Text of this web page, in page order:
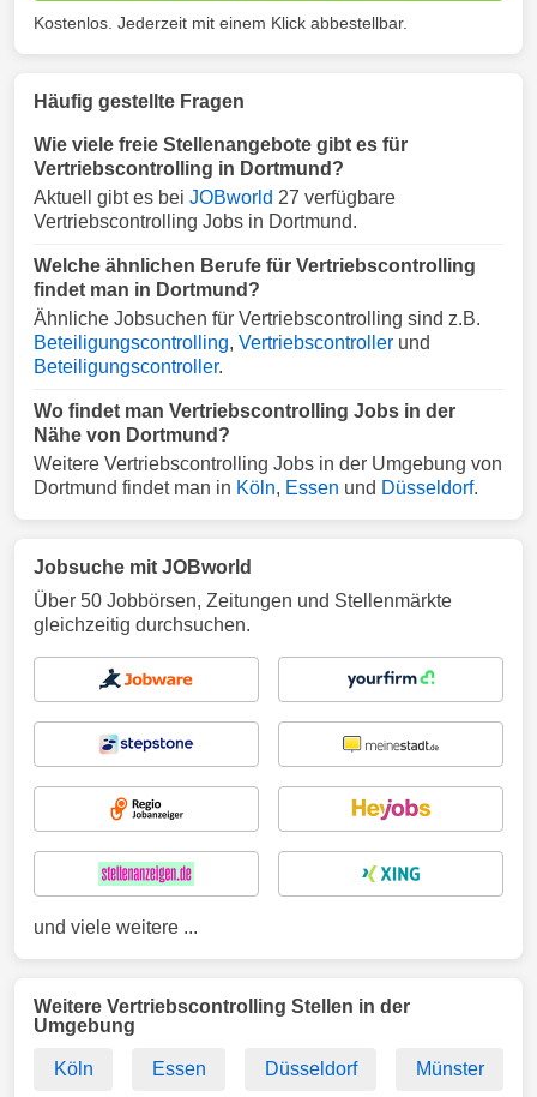
Kostenlos. Jederzeit mit einem Klick abbestellbar.
Häufig gestellte Fragen
Wie viele freie Stellenangebote gibt es für
Vertriebscontrolling in Dortmund?
Aktuell gibt es bei JOBworld 27 verfügbare
Vertriebscontrolling Jobs in Dortmund.
Welche ähnlichen Berufe für Vertriebscontrolling
findet man in Dortmund?
Ähnliche Jobsuchen für Vertriebscontrolling sind z.B.
Beteiligungscontrolling, Vertriebscontroller und
Beteiligungscontroller.
Wo findet man Vertriebscontrolling Jobs in der
Nähe von Dortmund?
Weitere Vertriebscontrolling Jobs in der Umgebung von
Dortmund findet man in Köln, Essen und Düsseldorf.
Jobsuche mit JOBworld
Über 50 Jobbörsen, Zeitungen und Stellenmärkte
gleichzeitig durchsuchen.
und viele weitere ...
Weitere Vertriebscontrolling Stellen in der
Umgebung
Köln Essen Düsseldorf Münster